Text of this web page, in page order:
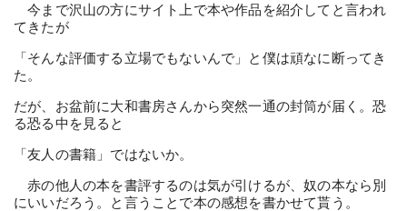
今まで沢山の方にサイト上で本や作品を紹介してと言われ
てきたが
「そんな評価する立場でもないんで」と僕は頑なに断ってき
た。
だが、お盆前に大和書房さんから突然一通の封筒が届く。恐
る恐る中を見ると
「友人の書籍」ではないか。
赤の他人の本を書評するのは気が引けるが、奴の本なら別
にいいだろう。と言うことで本の感想を書かせて貰う。